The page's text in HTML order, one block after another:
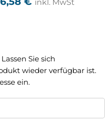
inkl. MwSt
Sie sich
wieder verfügbar ist.
ein.